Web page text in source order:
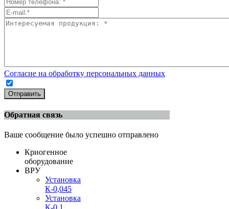
Согласие на обработку персональных данных
Отправить
Обратная связь
Ваше сообщение было успешно отправлено
Криогенное
оборудование
ВРУ
Установка
К-0,045
Установка
К-0,1